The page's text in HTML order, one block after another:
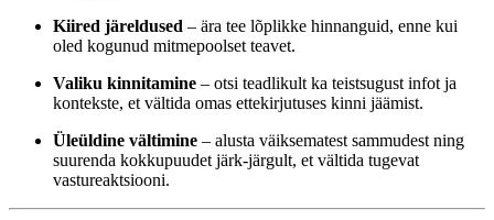
Kiired järeldused – ära tee lõplikke hinnanguid, enne kui
oled kogunud mitmepoolset teavet.
Valiku kinnitamine – otsi teadlikult ka teistsugust infot ja
kontekste, et vältida omas ettekirjutuses kinni jäämist.
Üleüldine vältimine – alusta väiksematest sammudest ning
suurenda kokkupuudet järk-järgult, et vältida tugevat
vastureaktsiooni.